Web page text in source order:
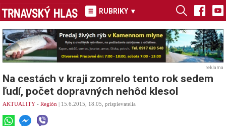
RUBRIKY ▾
reklama
Na cestách v kraji zomrelo tento rok sedem
ľudí, počet dopravných nehôd klesol
AKTUALITY - Región | 15.6.2015, 18.05, prispievatelia